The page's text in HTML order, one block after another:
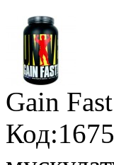
Gain